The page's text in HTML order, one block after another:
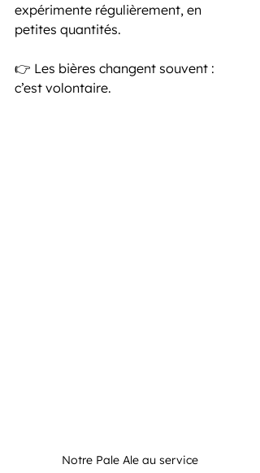
expérimente régulièrement, en
petites quantités.
👉 Les bières changent souvent :
c’est volontaire.
Notre Pale Ale au service